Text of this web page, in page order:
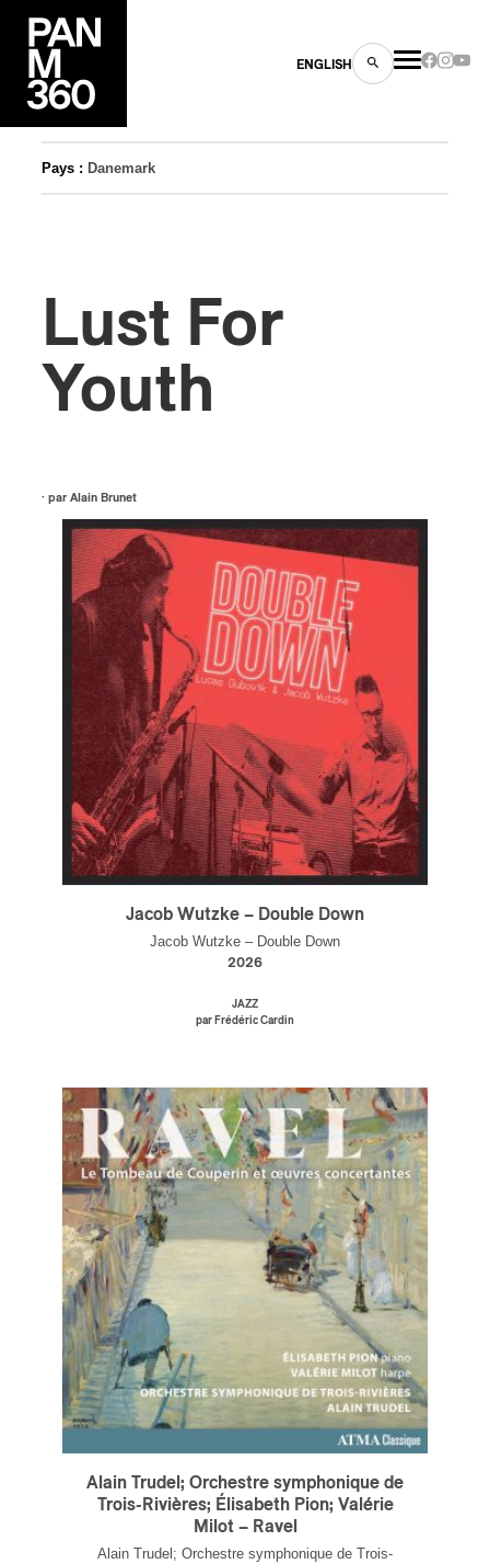
ENGLISH
Pays : Danemark
Lust For
Youth
· parAlain Brunet
Jacob Wutzke – Double Down
Jacob Wutzke – Double Down
2026
JAZZ
par Frédéric Cardin
Alain Trudel; Orchestre symphonique de
Trois-Rivières; Élisabeth Pion; Valérie
Milot – Ravel
Alain Trudel; Orchestre symphonique de Trois-